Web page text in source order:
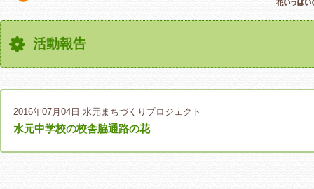
活動報告
2016年07月04日 水元まちづくりプロジェクト
水元中学校の校舎脇通路の花